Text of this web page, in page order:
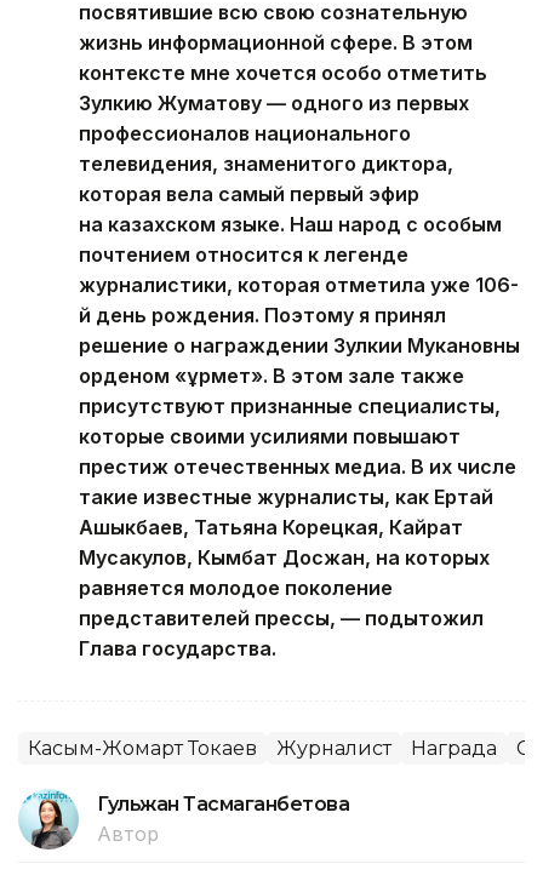
посвятившие всю свою сознательную
жизнь информационной сфере. В этом
контексте мне хочется особо отметить
Зулкию Жуматову — одного из первых
профессионалов национального
телевидения, знаменитого диктора,
которая вела самый первый эфир
на казахском языке. Наш народ с особым
почтением относится к легенде
журналистики, которая отметила уже 106-
й день рождения. Поэтому я принял
решение о награждении Зулкии Мукановны
орденом «Құрмет». В этом зале также
присутствуют признанные специалисты,
которые своими усилиями повышают
престиж отечественных медиа. В их числе
такие известные журналисты, как Ертай
Ашыкбаев, Татьяна Корецкая, Кайрат
Мусакулов, Кымбат Досжан, на которых
равняется молодое поколение
представителей прессы, — подытожил
Глава государства.
Касым-Жомарт Токаев Журналист Награда
Гульжан Тасмаганбетова
Автор